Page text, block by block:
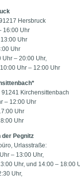
Hersbruck
16:00 Uhr
Uhr
Uhr
Uhr – 20:00 Uhr,
Uhr – 12:00 Uhr
91241 Kirchensittenbach
– 12:00 Uhr
Uhr
Uhr
der Pegnitz
Urlasstraße:
– 13:00 Uhr,
Uhr, und 14:00 – 18:00
Uhr,